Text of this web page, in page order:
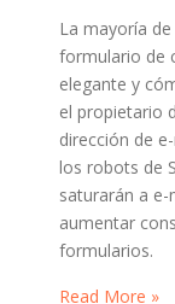
La mayoría
formulario de
elegante y
el propietario
dirección de
los robots de
saturarán a
aumentar
formularios.
Read More »